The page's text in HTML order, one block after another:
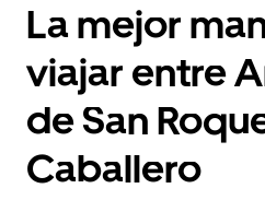
La mejor
viajar entre
de San
Caballero